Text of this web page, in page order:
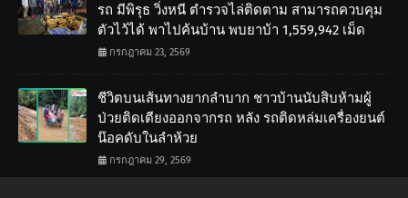
รถ มีพิรุธ วิ่งหนี ตำรวจไล่ติดตาม สามารถควบคุม
ตัวไว้ได้ พาไปค้นบ้าน พบยาบ้า 1,559,942 เม็ด
กรกฎาคม 23, 2569
ชีวิตบนเส้นทางยากลำบาก ชาวบ้านนับสิบห้ามผู้
ป่วยติดเตียงออกจากรถ หลัง รถติดหล่มเครื่องยนต์
น๊อคดับในลำห้วย
กรกฎาคม 29, 2569